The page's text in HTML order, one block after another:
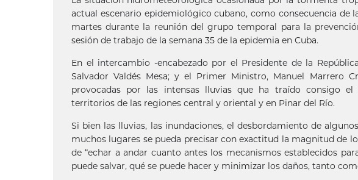
actual escenario epidemiológico cubano, como consecuencia de
martes durante la reunión del grupo temporal para la
sesión de trabajo de la semana 35 de la epidemia en Cuba.
En el intercambio -encabezado por el Presidente de la
Salvador Valdés Mesa; y el Primer Ministro, Manuel Marrero
provocadas por las intensas lluvias que ha traído consigo
territorios de las regiones central y oriental y en Pinar del Río.
Si bien las lluvias, las inundaciones, el desbordamiento de
muchos lugares se pueda precisar con exactitud la magnitud de
de “echar a andar cuanto antes los mecanismos establecidos
puede salvar, qué se puede hacer y minimizar los daños, tanto